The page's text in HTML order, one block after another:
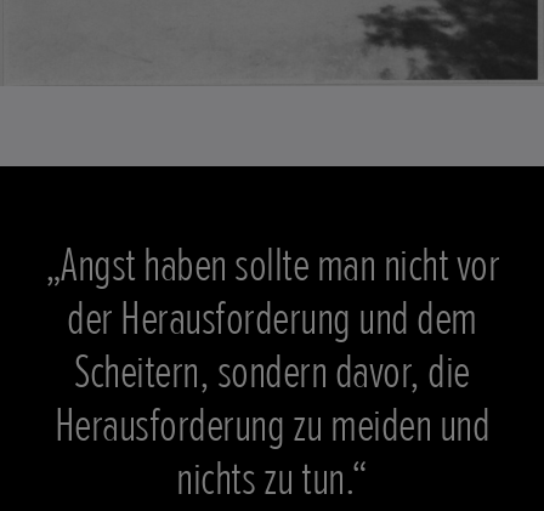
„Angst haben sollte man nicht vor
der Herausforderung und dem
Scheitern, sondern davor, die
Herausforderung zu meiden und
nichts zu tun.“